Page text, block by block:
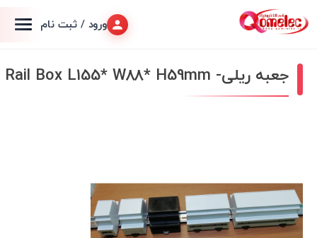
ورود / ثبت نام
جعبه ریلی- Rail Box L155* W88* H59mm